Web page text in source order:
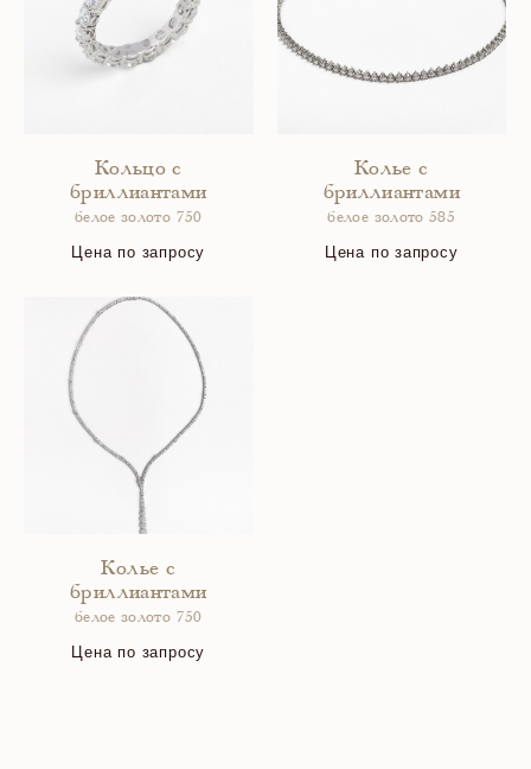
Кольцо с
бриллиантами
белое золото 750
Цена по запросу
Колье с
бриллиантами
белое золото 585
Цена по запросу
Колье с
бриллиантами
белое золото 750
Цена по запросу